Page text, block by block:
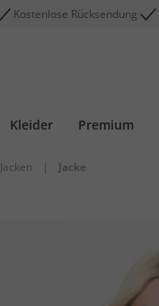
Kostenlose Rücksendung
Kleider Premium
Jacken | Jacke